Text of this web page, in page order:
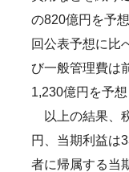
の820億円を予
回公表予想に比
び一般管理費は
1,230億円を予想
以上の結果、
円、当期利益は
者に帰属する当